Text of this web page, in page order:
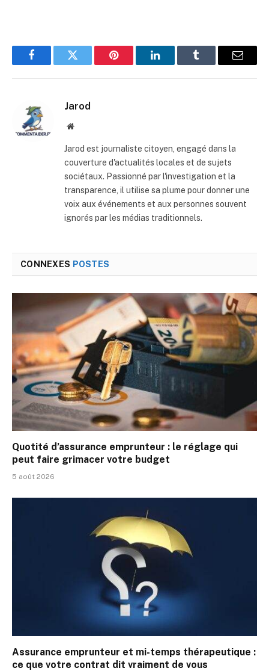
FacebookTwitter Pinterest LinkedInTumblr
E-
Jarod
Site
Jarod est journaliste citoyen, engagé dans la
couverture d'actualités locales et de sujets
sociétaux. Passionné par l'investigation et la
transparence, il utilise sa plume pour donner une
voix aux événements et aux personnes souvent
ignorés par les médias traditionnels.
CONNEXES POSTES
Quotité d’assurance emprunteur : le réglage qui
peut faire grimacer votre budget
5 août 2026
Assurance emprunteur et mi-temps thérapeutique :
ce que votre contrat dit vraiment de vous